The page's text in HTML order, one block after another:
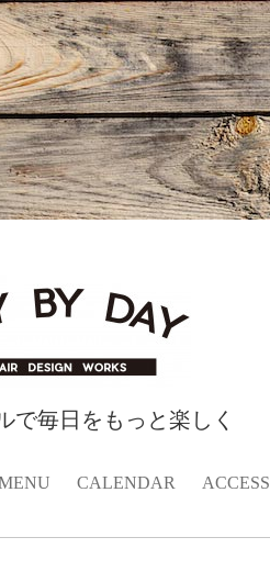
で毎日をもっと楽しく
CALENDAR ACCESS